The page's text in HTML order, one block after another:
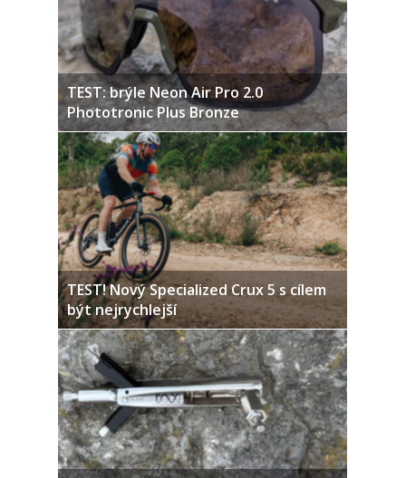
TEST: brýle Neon Air Pro 2.0
Phototronic Plus Bronze
TEST! Nový Specialized Crux 5 s cílem
být nejrychlejší